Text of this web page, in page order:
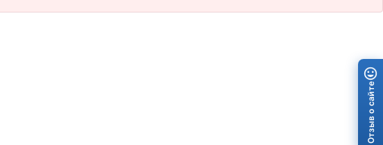
Отзыв о сайте